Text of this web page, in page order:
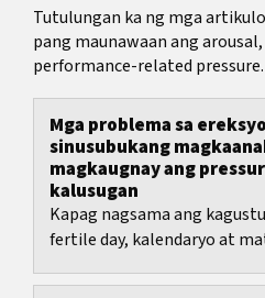
Tutulungan ka ng mga
pang maunawaan ang
performance-related pressure.
Mga problema sa
sinusubukang
magkaugnay ang
kalusugan
Kapag nagsama ang
fertile day, kalendaryo at